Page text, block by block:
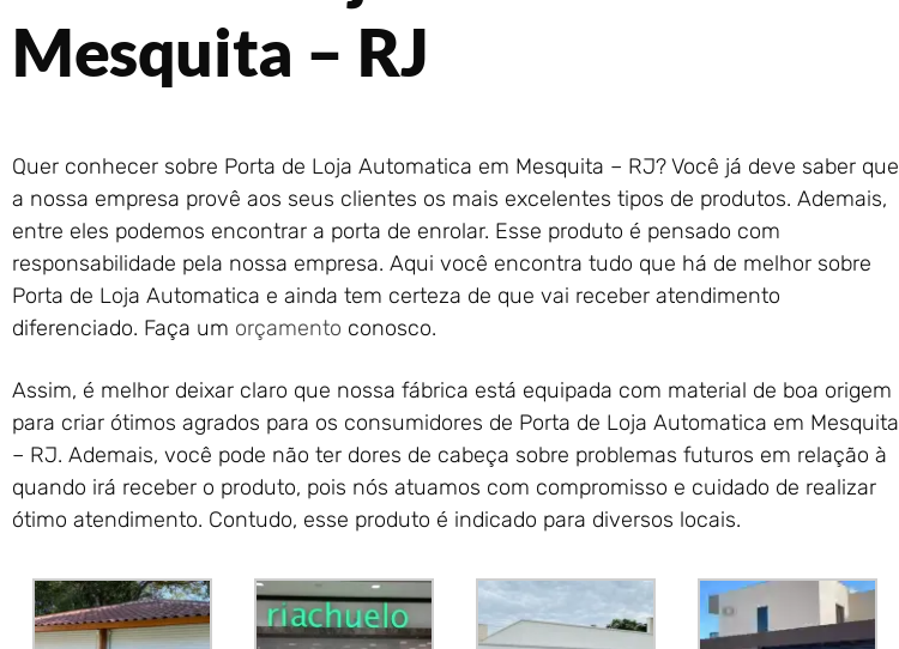
Mesquita – RJ
Quer conhecer sobre Porta de Loja Automatica em Mesquita – RJ? Você já deve saber que
a nossa empresa provê aos seus clientes os mais excelentes tipos de produtos. Ademais,
entre eles podemos encontrar a porta de enrolar. Esse produto é pensado com
responsabilidade pela nossa empresa. Aqui você encontra tudo que há de melhor sobre
Porta de Loja Automatica e ainda tem certeza de que vai receber atendimento
diferenciado. Faça um orçamento conosco.
Assim, é melhor deixar claro que nossa fábrica está equipada com material de boa origem
para criar ótimos agrados para os consumidores de Porta de Loja Automatica em Mesquita
– RJ. Ademais, você pode não ter dores de cabeça sobre problemas futuros em relação à
quando irá receber o produto, pois nós atuamos com compromisso e cuidado de realizar
ótimo atendimento. Contudo, esse produto é indicado para diversos locais.